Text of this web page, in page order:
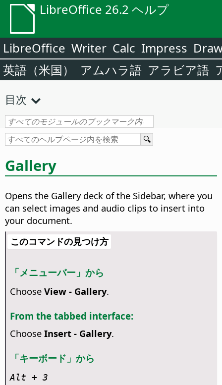
LibreOffice 26.2 ヘルプ
LibreOffice Writer Calc Impress
英語（米国）
アムハラ語 アラビア語
目次
Gallery
Opens the Gallery deck of the Sidebar, where you
can select images and audio clips to insert into
your document.
このコマンドの見つけ方
「メニューバー」から
Choose View - Gallery.
From the tabbed interface:
Choose Insert - Gallery.
「キーボード」から
Alt + 3